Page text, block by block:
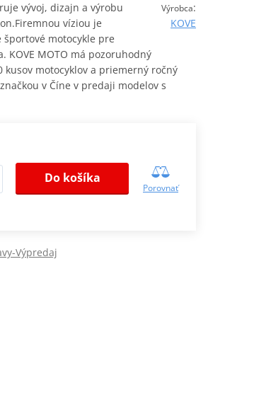
Výrobca:
KOVE
vývoj, dizajn a výrobu
víziou je
športové motocykle pre
KOVE MOTO má pozoruhodný
motocyklov a priemerný ročný
v Číne v predaji modelov s
Do košíka
Porovnať
Výpredaj